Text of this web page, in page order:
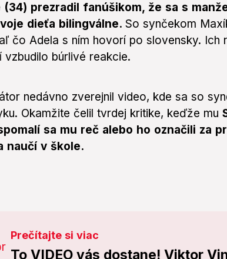
prezradil fanúšikom, že sa s
dieťa bilingválne. So synčekom
čo Adela s ním hovorí po slovensky. Ich
vzbudilo búrlivé reakcie.
nedávno zverejnil video, kde sa so
Okamžite čelil tvrdej kritike, keďže mu
sa mu reč alebo ho označili za
naučí v škole.
Prečítajte si viac
To VIDEO vás dostane! Viktor